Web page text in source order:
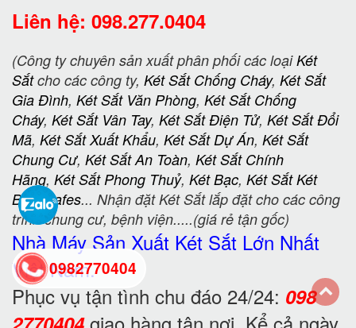
Liên hệ: 098.277.0404
(Công ty chuyên sản xuất phân phối các loạiKét
Sắtcho các công ty, Két Sắt Chống Cháy, Két Sắt
Gia Đình, Két Sắt Văn Phòng, Két Sắt Chống
Cháy, Két Sắt Vân Tay, Két Sắt Điện Tử, Két Sắt Đổi
Mã, Két Sắt Xuất Khẩu, Két Sắt Dự Án, Két Sắt
Chung Cư, Két Sắt An Toàn, Két Sắt Chính
Hãng, Két Sắt Phong Thuỷ, Két Bạc, Két Sắt Két
Bạc,Safes... Nhận đặt Két Sắt lắp đặt cho các công
trình chung cư, bệnh viện.....(giá rẻ tận gốc)
Nhà Máy Sản Xuất Két Sắt Lớn Nhất
Việt Nam.
Phục vụ tận tình chu đáo 24/24: 098
0982770404
back